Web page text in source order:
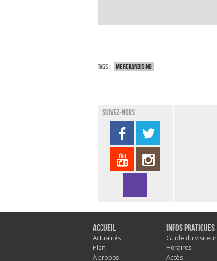
Tags : Merchandising
Suivez-nous
Accueil
Actualités
Plan
À propos
Infos pratiques
Guide du visiteur
Horaires
Accès